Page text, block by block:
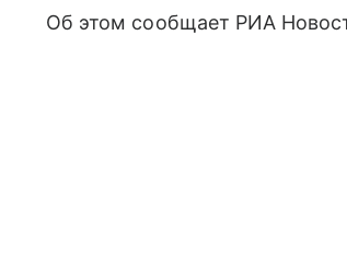
Об этом сообщает РИА